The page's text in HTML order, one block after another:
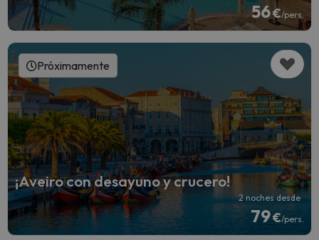
56€/pers.
Próximamente
¡Aveiro con desayuno y crucero!
2 noches desde
79€/pers.